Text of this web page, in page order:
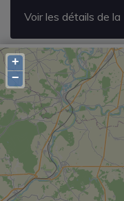
Voir les détails de la
+
−